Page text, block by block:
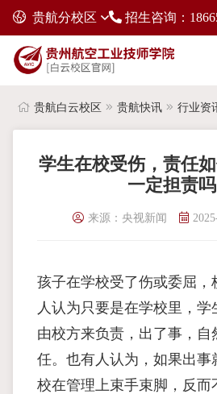
贵航分校区 招生咨询：
贵航白云校区 贵航快讯 行业资
学生在校受伤，责任
一定担责吗
来源：央视新闻
孩子在学校受了伤或委屈，
人认为只要是在学校里，
由校方来负责，出了事，自
任。也有人认为，如果出事
校在管理上束手束脚，反而